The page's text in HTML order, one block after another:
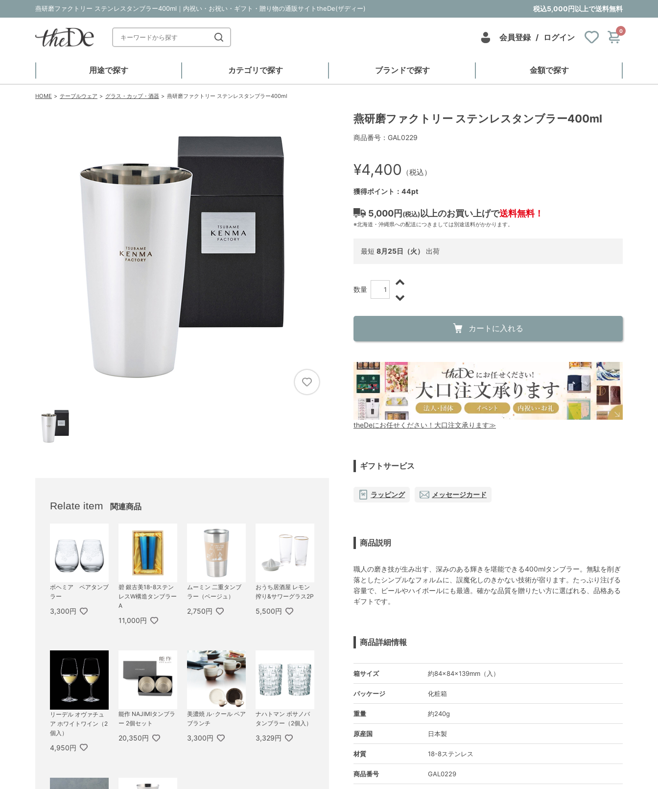
燕研磨ファクトリー ステンレスタンブラー400ml｜内祝い・お祝い・ギフト・贈り物の通販サイトtheDe(ザディー) 税込5,000円以上で送料無料
会員登録 / ログイン
0
用途で探す カテゴリで探す ブランドで探す 金額で探す
HOME テーブルウェア グラス・カップ・酒器 燕研磨ファクトリー ステンレスタンブラー400ml
Relate item 関連商品
ボヘミア ペアタンブ
ラー
3,300円
碧 銀古美18-8ステン
レスW構造タンブラー
A
11,000円
ムーミン 二重タンブ
ラー（ベージュ）
2,750円
おうち居酒屋 レモン
搾り&サワーグラス2P
5,500円
リーデル オヴァチュ
ア ホワイトワイン（2
個入）
4,950円
能作 NAJIMIタンブラ
ー 2個セット
20,350円
美濃焼 ル･クール ペア
ブランチ
3,300円
ナハトマン ボサノバ
タンブラー（2個入）
3,329円
燕研磨ファクトリー ステンレスタンブラー400ml
商品番号：GAL0229
¥4,400 （税込）
獲得ポイント：44pt
5,000円 (税込) 以上のお買い上げで送料無料！
※北海道・沖縄県への配送につきましては別途送料がかかります。
最短 8月25日（火） 出荷
数量
カートに入れる
theDeにお任せください！大口注文承ります≫
ギフトサービス
ラッピング メッセージカード
商品説明
職人の磨き技が生み出す、深みのある輝きを堪能できる400mlタンブラー。無駄を削ぎ
落としたシンプルなフォルムに、誤魔化しのきかない技術が宿ります。たっぷり注げる
容量で、ビールやハイボールにも最適。確かな品質を贈りたい方に選ばれる、品格ある
ギフトです。
商品詳細情報
箱サイズ 約84×84×139mm（入）
パッケージ 化粧箱
重量 約240g
原産国 日本製
材質 18-8ステンレス
商品番号 GAL0229